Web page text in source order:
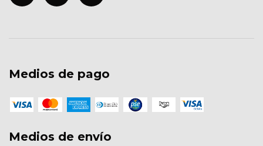
Medios de pago
Medios de envío